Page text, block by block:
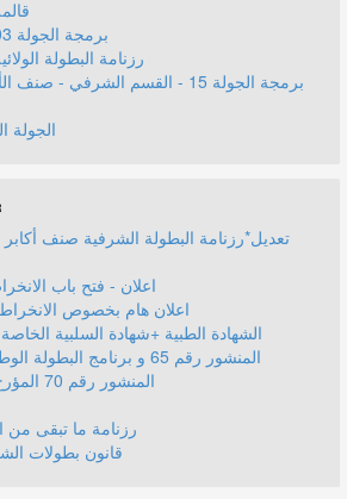
برمجة الجولة 03 فئة أقل من 11 سنة
رزنامة البطولة
برمجة الجولة 15 - القسم الشرفي
الجولة
*تعديل*رزنامة البطولة الشرفية صنف أكابر للموسم
اعلان - فتح باب
اعلان هام بخصوص الانخراط
الشهادة الطبية +شهادة السلبية
المنشور رقم 70 المؤرخ في 22 فيفري 2026
رزنامة ما تبقى من
قانون بطولات